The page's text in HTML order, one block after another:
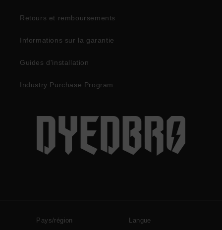
Retours et remboursements
Informations sur la garantie
Guides d'installation
Industry Purchase Program
Pays/région Langue